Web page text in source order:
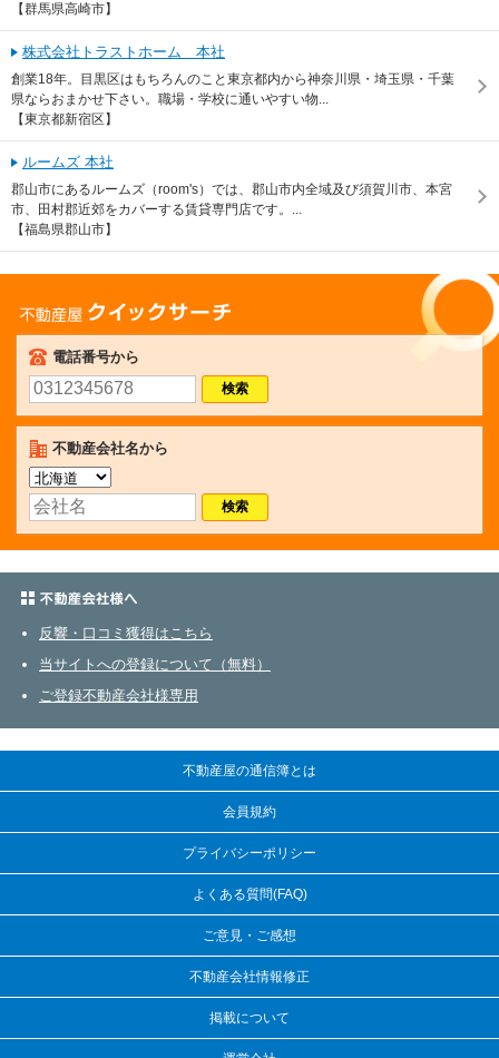
【群馬県高崎市】
株式会社トラストホーム 本社
創業18年。目黒区はもちろんのこと東京都内から神奈川県・埼玉県・千葉
県ならおまかせ下さい。職場・学校に通いやすい物...
【東京都新宿区】
ルームズ 本社
郡山市にあるルームズ（room's）では、郡山市内全域及び須賀川市、本宮
市、田村郡近郊をカバーする賃貸専門店です。...
【福島県郡山市】
不動産屋クイックサーチ
電話番号から
不動産会社名から
反響・口コミ獲得はこちら
当サイトへの登録について（無料）
ご登録不動産会社様専用
不動産屋の通信簿とは
会員規約
プライバシーポリシー
よくある質問(FAQ)
ご意見・ご感想
不動産会社情報修正
掲載について